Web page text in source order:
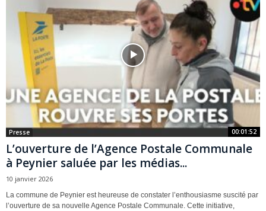
00:01:52
Presse
L’ouverture de l’Agence Postale Communale
à Peynier saluée par les médias...
10 janvier 2026
La commune de Peynier est heureuse de constater l’enthousiasme suscité par
l’ouverture de sa nouvelle Agence Postale Communale. Cette initiative,